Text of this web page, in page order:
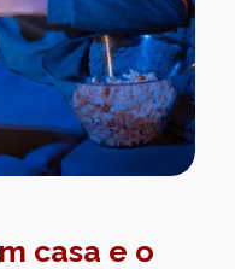
casa e o